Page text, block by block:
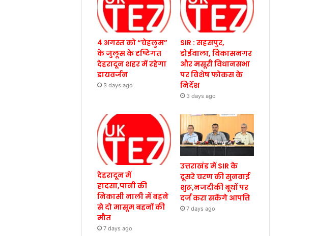
4 अगस्त को “चेहलुम”
के जुलूस के दृष्टिगत
देहरादून शहर में रहेगा
डायवर्जन
3 days ago
SIR : सहसपुर,
डोईवाला, विकासनगर
और मसूरी विधानसभा
पर विशेष फोकस के
निर्देश
3 days ago
देहरादून में
हादसा,पानी की
निकासी नाली में बहने
से दो मासूम बहनों की
मौत
7 days ago
उत्तराखंड में SIR के
दूसरे चरण की सुनवाई
शुरू,नजदीकी बूथों पर
दर्ज करा सकेंगे आपत्ति
7 days ago